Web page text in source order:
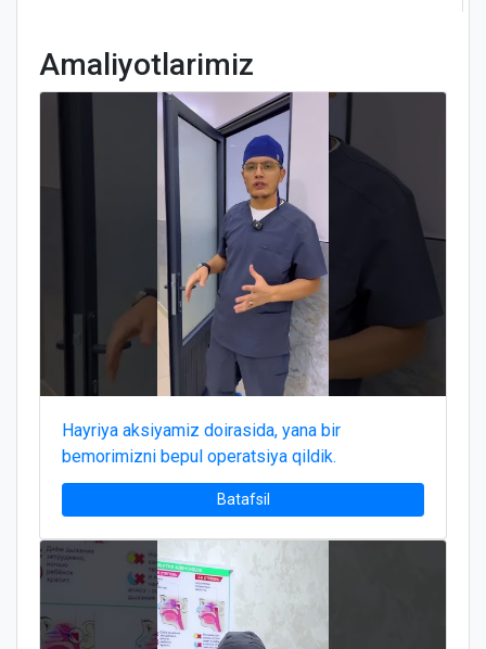
Amaliyotlarimiz
Hayriya aksiyamiz doirasida, yana bir
bemorimizni bepul operatsiya qildik.
Batafsil